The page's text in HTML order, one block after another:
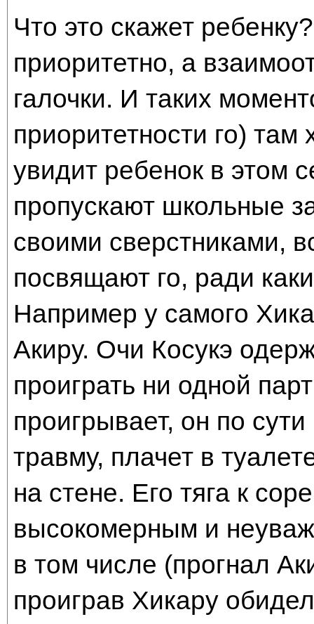
Что это скажет
приоритетно, а
галочки. И таких
приоритетности го) там
увидит ребенок в этом
пропускают школьные
своими сверстниками,
посвящают го, ради
Например у самого
Акиру. Очи Косукэ
проиграть ни одной
проигрывает, он по
травму, плачет в
на стене. Его тяга к
высокомерным и
в том числе (прогнал
проиграв Хикару